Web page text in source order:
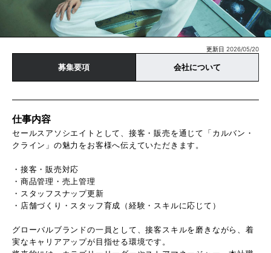
更新日 2026/05/20
募集要項 会社について
仕事内容
セールスアソシエイトとして、接客・販売を通じて「カルバン・
クライン」の魅力をお客様へ伝えていただきます。
・接客・販売対応
・商品管理・売上管理
・スタッフスナップ更新
・店舗づくり・スタッフ育成（経験・スキルに応じて）
グローバルブランドの一員として、接客スキルを磨きながら、着
実なキャリアアップが目指せる環境です。